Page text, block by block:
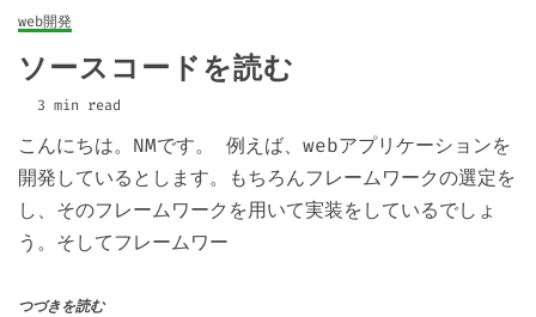
web開発
ソースコードを読む
3 min read
こんにちは。NMです。 例えば、webアプリケーションを
開発しているとします。もちろんフレームワークの選定を
し、そのフレームワークを用いて実装をしているでしょ
う。そしてフレームワー
つづきを読む